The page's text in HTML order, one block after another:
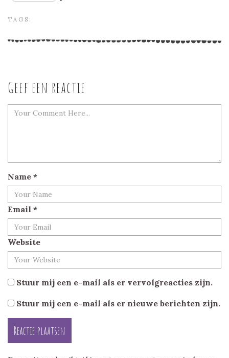
TAGS:
Geef een reactie
Name *
Email *
Website
Stuur mij een e-mail als er vervolgreacties zijn.
Stuur mij een e-mail als er nieuwe berichten zijn.